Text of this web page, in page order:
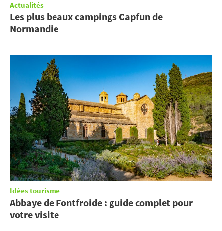
Actualités
Les plus beaux campings Capfun de
Normandie
Idées tourisme
Abbaye de Fontfroide : guide complet pour
votre visite